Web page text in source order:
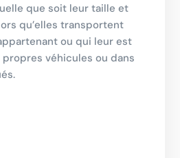
que soit leur taille et
qu’elles transportent
ou qui leur est
véhicules ou dans